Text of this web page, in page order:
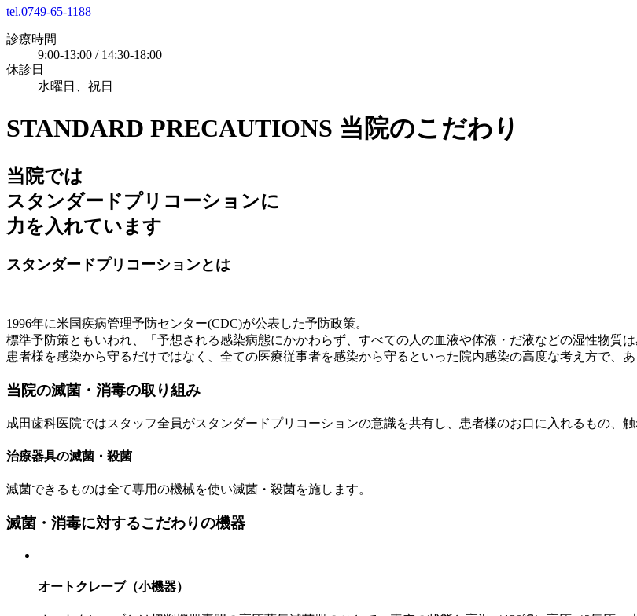
tel.0749-65-1188
診療時間
9:00-13:00 / 14:30-18:00
休診日
水曜日、祝日
STANDARD PRECAUTIONS 当院のこだわり
当院では
スタンダードプリコーションに
力を入れています
スタンダードプリコーションとは
1996年に米国疾病管理予防センター(CDC)が公表した予防政策。
標準予防策ともいわれ、「予想される感染病態にかかわらず、すべての人の血液や体液・だ液などの湿性物質
患者様を感染から守るだけではなく、全ての医療従事者を感染から守るといった院内感染の高度な考え方で、
当院の滅菌・消毒の取り組み
成田歯科医院ではスタッフ全員がスタンダードプリコーションの意識を共有し、患者様のお口に入れるもの、
治療器具の滅菌・殺菌
滅菌できるものは全て専用の機械を使い滅菌・殺菌を施します。
滅菌・消毒に対するこだわりの機器
オートクレーブ（小機器）